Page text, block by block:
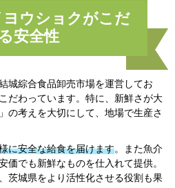
ウショクがこだ
安全性
城綜合食品卸売市場を運営してお
だわっています。特に、新鮮さが大
の考えを大切にして、地場で生産さ
に安全な給食を届けます。また魚介
価でも新鮮なものを仕入れて提供。
茨城県をより活性化させる役割も果